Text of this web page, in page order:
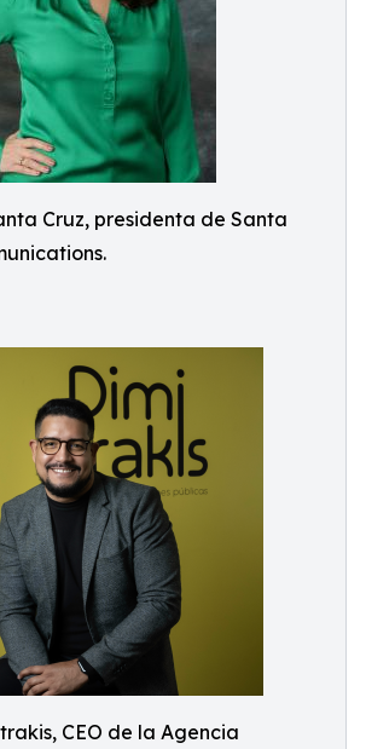
Cruz, presidenta de Santa
CEO de la Agencia